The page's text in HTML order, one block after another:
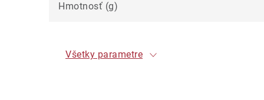
Hmotnosť (g)
Všetky parametre